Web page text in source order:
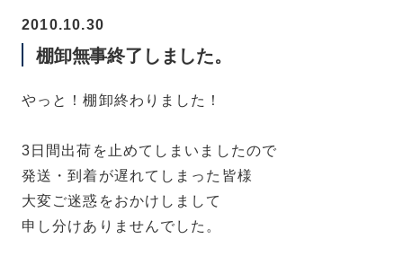
2010.10.30
棚卸無事終了しました。
やっと！棚卸終わりました！
3日間出荷を止めてしまいましたので
発送・到着が遅れてしまった皆様
大変ご迷惑をおかけしまして
申し分けありませんでした。